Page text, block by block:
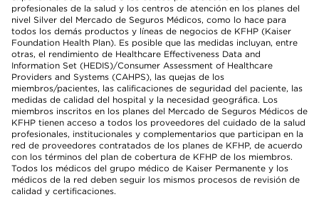
profesionales de la salud y los centros de atención en los planes del
nivel Silver del Mercado de Seguros Médicos, como lo hace para
todos los demás productos y líneas de negocios de KFHP (Kaiser
Foundation Health Plan). Es posible que las medidas incluyan, entre
otras, el rendimiento de Healthcare Effectiveness Data and
Information Set (HEDIS)/Consumer Assessment of Healthcare
Providers and Systems (CAHPS), las quejas de los
miembros/pacientes, las calificaciones de seguridad del paciente, las
medidas de calidad del hospital y la necesidad geográfica. Los
miembros inscritos en los planes del Mercado de Seguros Médicos de
KFHP tienen acceso a todos los proveedores del cuidado de la salud
profesionales, institucionales y complementarios que participan en la
red de proveedores contratados de los planes de KFHP, de acuerdo
con los términos del plan de cobertura de KFHP de los miembros.
Todos los médicos del grupo médico de Kaiser Permanente y los
médicos de la red deben seguir los mismos procesos de revisión de
calidad y certificaciones.